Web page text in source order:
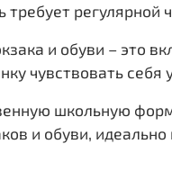
требует
и обуви – это
чувствовать
школьную
и обуви,